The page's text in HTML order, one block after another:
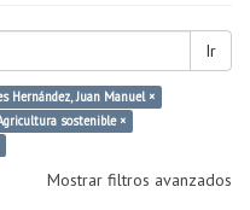
Ir
Hernández, Juan Manuel ×
sostenible ×
Mostrar filtros avanzados